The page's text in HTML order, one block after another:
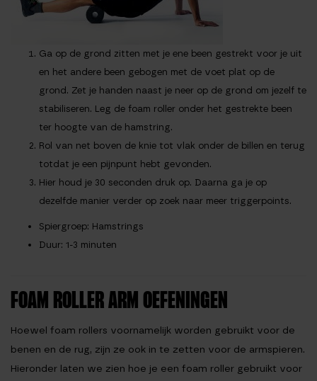
Ga op de grond zitten met je ene been gestrekt voor je uit
en het andere been gebogen met de voet plat op de
grond. Zet je handen naast je neer op de grond om jezelf te
stabiliseren. Leg de foam roller onder het gestrekte been
ter hoogte van de hamstring.
Rol van net boven de knie tot vlak onder de billen en terug
totdat je een pijnpunt hebt gevonden.
Hier houd je 30 seconden druk op. Daarna ga je op
dezelfde manier verder op zoek naar meer triggerpoints.
Spiergroep: Hamstrings
Duur: 1-3 minuten
FOAM ROLLER ARM OEFENINGEN
Hoewel foam rollers voornamelijk worden gebruikt voor de
benen en de rug, zijn ze ook in te zetten voor de armspieren.
Hieronder laten we zien hoe je een foam roller gebruikt voor